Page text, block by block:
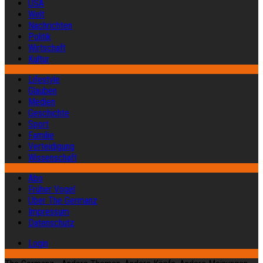
USA
Welt
Nachrichten
Politik
Wirtschaft
Kultur
Lifestyle
Glauben
Medien
Geschichte
Sport
Familie
Verteidigung
Wissenschaft
Abo
Früher Vogel
Über The Germanz
Impressum
Datenschutz
Login